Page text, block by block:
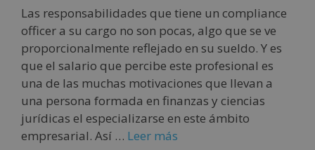
Las responsabilidades que tiene un compliance
officer a su cargo no son pocas, algo que se ve
proporcionalmente reflejado en su sueldo. Y es
que el salario que percibe este profesional es
una de las muchas motivaciones que llevan a
una persona formada en finanzas y ciencias
jurídicas el especializarse en este ámbito
empresarial. Así … Leer más